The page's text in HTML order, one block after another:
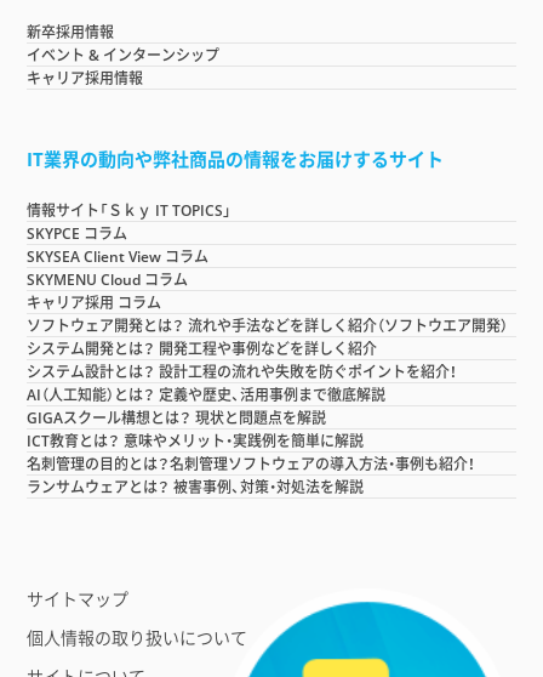
新卒採用情報
イベント & インターンシップ
キャリア採用情報
IT業界の動向や弊社商品の情報をお届けするサイト
情報サイト「Ｓｋｙ IT TOPICS」
SKYPCE コラム
SKYSEA Client View コラム
SKYMENU Cloud コラム
キャリア採用 コラム
ソフトウェア開発とは？ 流れや手法などを詳しく紹介（ソフトウエア開発）
システム開発とは？ 開発工程や事例などを詳しく紹介
システム設計とは？ 設計工程の流れや失敗を防ぐポイントを紹介！
AI（人工知能）とは？ 定義や歴史、活用事例まで徹底解説
GIGAスクール構想とは？ 現状と問題点を解説
ICT教育とは？ 意味やメリット・実践例を簡単に解説
名刺管理の目的とは？名刺管理ソフトウェアの導入方法・事例も紹介！
ランサムウェアとは？ 被害事例、対策・対処法を解説
サイトマップ
個人情報の取り扱いについて